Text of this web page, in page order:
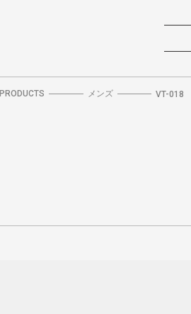
PRODUCTS メンズ VT-018